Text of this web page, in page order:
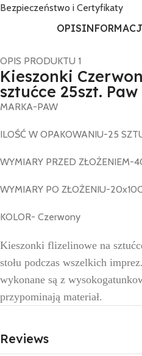
Bezpieczeństwo i Certyfikaty
OPIS
OPIS PRODUKTU 1
Kieszonki
sztućce 25szt. Paw
MARKA-PAW
ILOŚĆ W OPAKOWANIU-25
WYMIARY PRZED ZŁOŻENIEM-
WYMIARY PO ZŁOŻENIU-
KOLOR- Czerwony
Kieszonki flizelinowe na
stołu podczas wszelkich
wykonane są z
przypominają materiał.
Reviews